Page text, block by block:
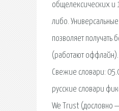
общелексических и
либо.
позволяет получать
(работают оффлайн).
Свежие словари:
русские словари
We Trust (дословно